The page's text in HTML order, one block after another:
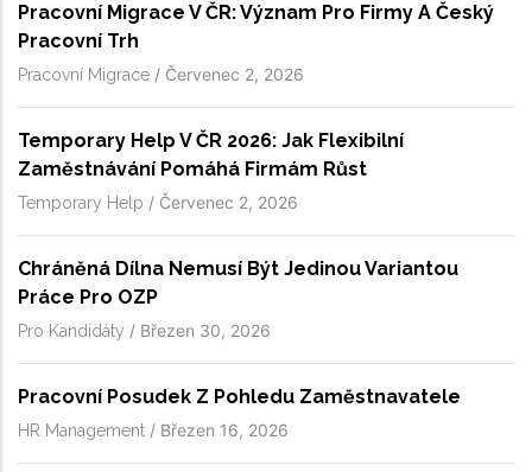
Pracovní Migrace V ČR: Význam Pro Firmy A Český
Pracovní Trh
Pracovní Migrace / Červenec 2, 2026
Temporary Help V ČR 2026: Jak Flexibilní
Zaměstnávání Pomáhá Firmám Růst
Temporary Help / Červenec 2, 2026
Chráněná Dílna Nemusí Být Jedinou Variantou
Práce Pro OZP
Pro Kandidáty / Březen 30, 2026
Pracovní Posudek Z Pohledu Zaměstnavatele
HR Management / Březen 16, 2026